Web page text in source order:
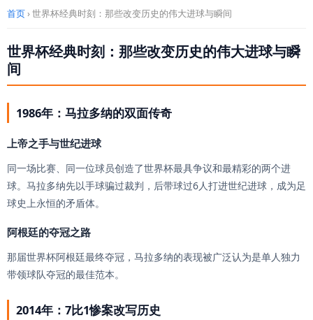
首页› 世界杯经典时刻：那些改变历史的伟大进球与瞬间
世界杯经典时刻：那些改变历史的伟大进球与瞬
间
1986年：马拉多纳的双面传奇
上帝之手与世纪进球
同一场比赛、同一位球员创造了世界杯最具争议和最精彩的两个进
球。马拉多纳先以手球骗过裁判，后带球过6人打进世纪进球，成为足
球史上永恒的矛盾体。
阿根廷的夺冠之路
那届世界杯阿根廷最终夺冠，马拉多纳的表现被广泛认为是单人独力
带领球队夺冠的最佳范本。
2014年：7比1惨案改写历史